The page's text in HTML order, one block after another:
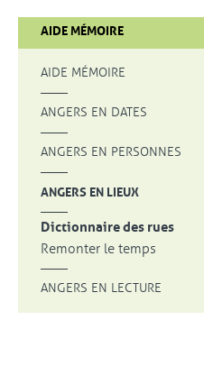
AIDE MÉMOIRE
AIDE MÉMOIRE
ANGERS EN DATES
ANGERS EN PERSONNES
ANGERS EN LIEUX
Dictionnaire des rues
Remonter le temps
ANGERS EN LECTURE